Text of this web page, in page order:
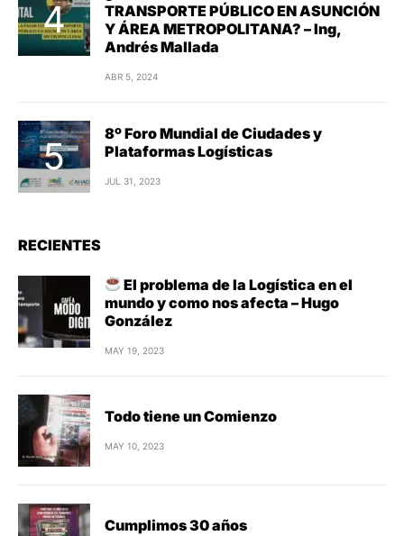
TRANSPORTE PÚBLICO EN ASUNCIÓN
Y ÁREA METROPOLITANA? – Ing,
Andrés Mallada
ABR 5, 2024
8º Foro Mundial de Ciudades y
Plataformas Logísticas
JUL 31, 2023
RECIENTES
El problema de la Logística en el
mundo y como nos afecta – Hugo
González
MAY 19, 2023
Todo tiene un Comienzo
MAY 10, 2023
Cumplimos 30 años